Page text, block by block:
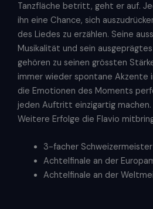
Tanzfläche betritt, geht er auf.
ihn eine Chance, sich
des Liedes zu erzählen. Seine
Musikalität und sein
gehören zu seinen grössten
immer wieder spontane Akzente
die Emotionen des Moments
jeden Auftritt einzigartig machen.
Weitere Erfolge die Flavio
3-facher Schweizermeister
Achtelfinale an der
Achtelfinale an der